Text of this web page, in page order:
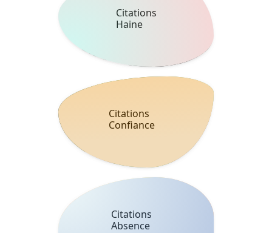
Citations
Haine
Citations
Confiance
Citations
Absence